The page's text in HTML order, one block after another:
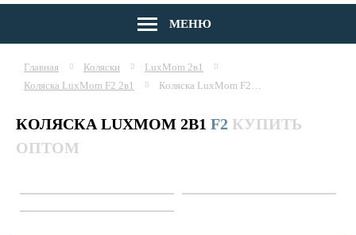
МЕНЮ
Главная Коляски
LuxMom 2в1
Коляска LuxMom F2 2в1
Коляска LuxMom F2 2в1, купить оптом
КОЛЯСКА LUXMOM 2В1 F2 КУПИТЬ
ОПТОМ